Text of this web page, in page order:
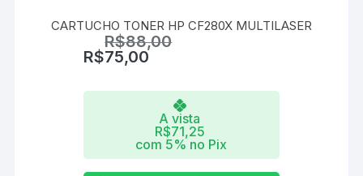
CARTUCHO TONER HP CF280X MULTILASER
R$88,00
R$75,00
A vista
R$71,25
com 5% no Pix